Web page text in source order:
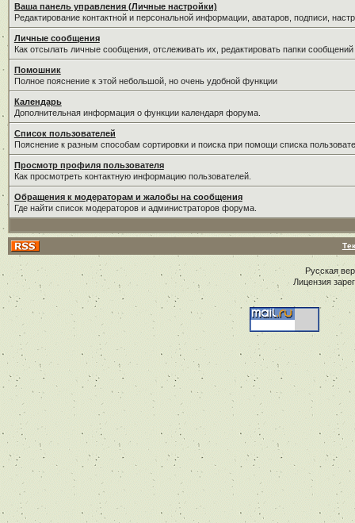
Ваша панель управления (Личные настройки)
Редактирование контактной и персональной информации, аватаров, подписи,
Личные сообщения
Как отсылать личные сообщения, отслеживать их, редактировать папки
Помошник
Полное пояснение к этой небольшой, но очень удобной функции
Календарь
Дополнительная информация о функции календаря форума.
Список пользователей
Пояснение к разным способам сортировки и поиска при помощи списка
Просмотр профиля пользователя
Как просмотреть контактную информацию пользователей.
Обращения к модераторам и жалобы на сообщения
Где найти список модераторов и администраторов форума.
Русская
Лицензия